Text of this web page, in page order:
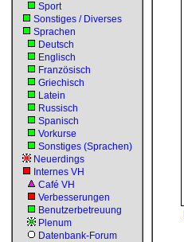
Sport
Sonstiges / Diverses
Sprachen
Deutsch
Englisch
Französisch
Griechisch
Latein
Russisch
Spanisch
Vorkurse
Sonstiges (Sprachen)
Neuerdings
Internes VH
Café VH
Verbesserungen
Benutzerbetreuung
Plenum
Datenbank-Forum